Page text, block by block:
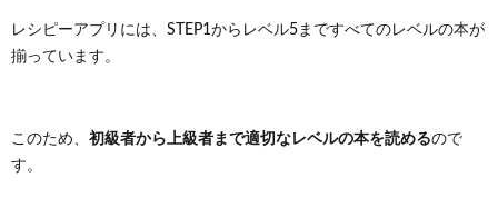
レシピーアプリには、STEP1からレベル5まですべてのレベルの本が
揃っています。
このため、 初級者から上級者まで適切なレベルの本を読めるので
す。